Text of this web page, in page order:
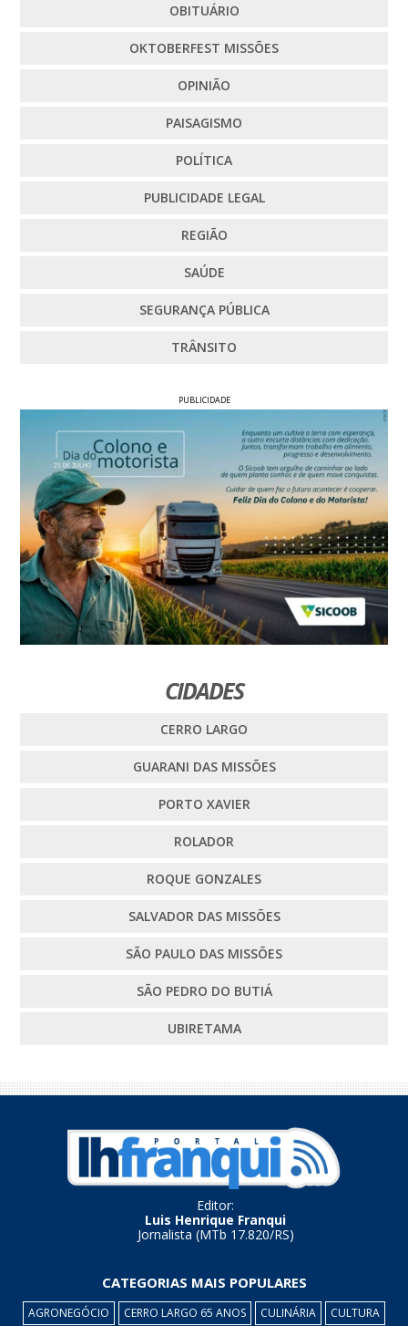
OBITUÁRIO
OKTOBERFEST MISSÕES
OPINIÃO
PAISAGISMO
POLÍTICA
PUBLICIDADE LEGAL
REGIÃO
SAÚDE
SEGURANÇA PÚBLICA
TRÂNSITO
PUBLICIDADE
CIDADES
CERRO LARGO
GUARANI DAS MISSÕES
PORTO XAVIER
ROLADOR
ROQUE GONZALES
SALVADOR DAS MISSÕES
SÃO PAULO DAS MISSÕES
SÃO PEDRO DO BUTIÁ
UBIRETAMA
Editor:
Luis Henrique Franqui
Jornalista (MTb 17.820/RS)
CATEGORIAS MAIS POPULARES
AGRONEGÓCIO CERRO LARGO 65 ANOS CULINÁRIA CULTURA